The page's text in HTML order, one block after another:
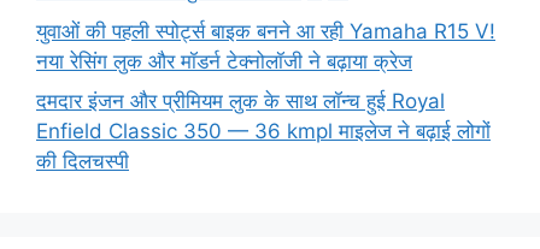
युवाओं की पहली स्पोर्ट्स बाइक बनने आ रही Yamaha R15 V!
नया रेसिंग लुक और मॉडर्न टेक्नोलॉजी ने बढ़ाया क्रेज
दमदार इंजन और प्रीमियम लुक के साथ लॉन्च हुई Royal
Enfield Classic 350 — 36 kmpl माइलेज ने बढ़ाई लोगों
की दिलचस्पी